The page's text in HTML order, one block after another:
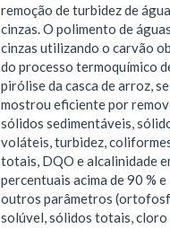
remoção de turbidez de
cinzas. O polimento de
cinzas utilizando o carvão
do processo termoquímico
pirólise da casca de arroz, se
mostrou eficiente por
sólidos sedimentáveis,
voláteis, turbidez,
totais, DQO e alcalinidade
percentuais acima de 90 % e
outros parâmetros
solúvel, sólidos totais, cloro